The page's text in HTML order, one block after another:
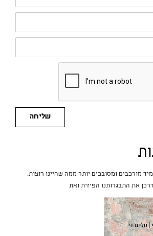
שליחה
מורכבים ומסובכים יותר ממה שהיינו רוצות.
את התבגרותנו הפיזית ואת